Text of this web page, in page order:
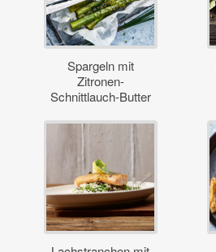
Spargeln mit
Zitronen-
Schnittlauch-Butter